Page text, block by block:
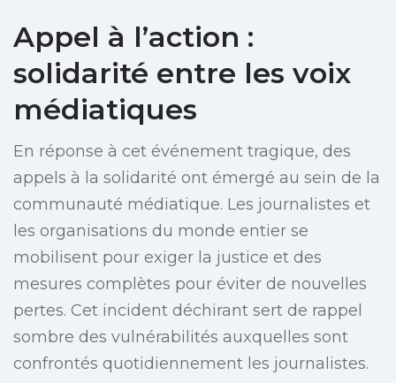
Appel à l’action :
solidarité entre les voix
médiatiques
En réponse à cet événement tragique, des
appels à la solidarité ont émergé au sein de la
communauté médiatique. Les journalistes et
les organisations du monde entier se
mobilisent pour exiger la justice et des
mesures complètes pour éviter de nouvelles
pertes. Cet incident déchirant sert de rappel
sombre des vulnérabilités auxquelles sont
confrontés quotidiennement les journalistes.